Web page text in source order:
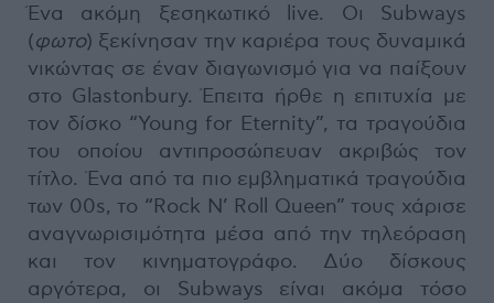
Ένα ακόμη ξεσηκωτικό live. Οι Subways
(φωτο) ξεκίνησαν την καριέρα τους δυναμικά
νικώντας σε έναν διαγωνισμό για να παίξουν
στο Glastonbury. Έπειτα ήρθε η επιτυχία με
τον δίσκο “Young for Eternity”, τα τραγούδια
του οποίου αντιπροσώπευαν ακριβώς τον
τίτλο. Ένα από τα πιο εμβληματικά τραγούδια
των 00s, το “Rock N’ Roll Queen” τους χάρισε
αναγνωρισιμότητα μέσα από την τηλεόραση
και τον κινηματογράφο. Δύο δίσκους
αργότερα, οι Subways είναι ακόμα τόσο